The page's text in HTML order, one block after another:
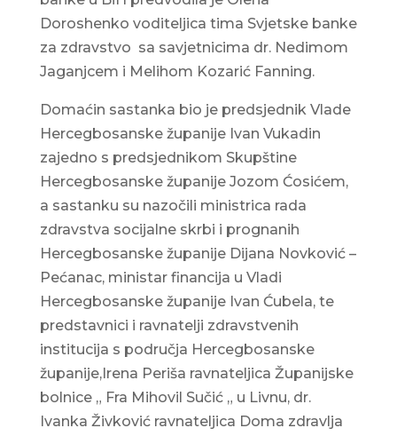
Doroshenko voditeljica tima Svjetske banke
za zdravstvo sa savjetnicima dr. Nedimom
Jaganjcem i Melihom Kozarić Fanning.
Domaćin sastanka bio je predsjednik Vlade
Hercegbosanske županije Ivan Vukadin
zajedno s predsjednikom Skupštine
Hercegbosanske županije Jozom Ćosićem,
a sastanku su nazočili ministrica rada
zdravstva socijalne skrbi i prognanih
Hercegbosanske županije Dijana Novković –
Pećanac, ministar financija u Vladi
Hercegbosanske županije Ivan Ćubela, te
predstavnici i ravnatelji zdravstvenih
institucija s područja Hercegbosanske
županije,Irena Periša ravnateljica Županijske
bolnice „ Fra Mihovil Sučić „ u Livnu, dr.
Ivanka Živković ravnateljica Doma zdravlja